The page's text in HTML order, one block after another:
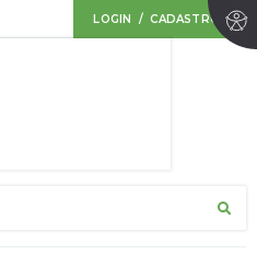
LOGIN / CADASTRO